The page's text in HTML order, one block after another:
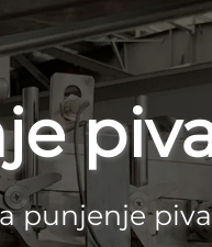
punjenje piva